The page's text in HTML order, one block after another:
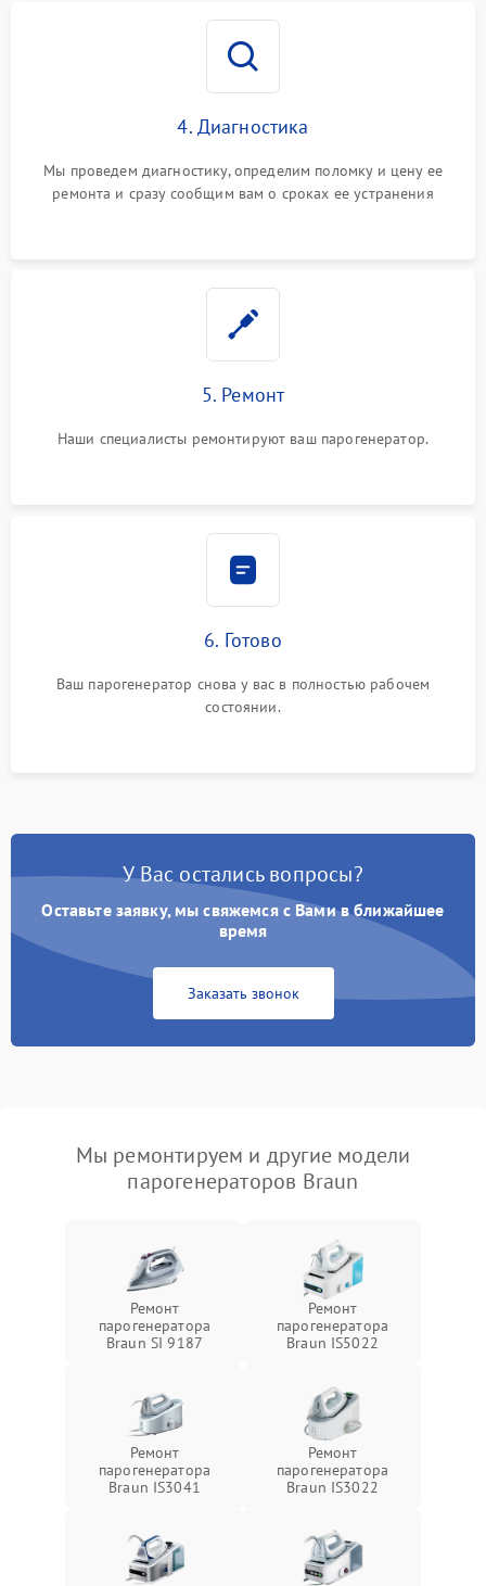
4. Диагностика
Мы проведем диагностику, определим поломку и цену ее
ремонта и сразу сообщим вам о сроках ее устранения
5. Ремонт
Наши специалисты ремонтируют ваш парогенератор.
6. Готово
Ваш парогенератор снова у вас в полностью рабочем
состоянии.
У Вас остались вопросы?
Оставьте заявку, мы свяжемся с Вами в ближайшее
время
Заказать звонок
Мы ремонтируем и другие модели
парогенераторов Braun
Ремонт
парогенератора
Braun SI 9187
Ремонт
парогенератора
Braun IS5022
Ремонт
парогенератора
Braun IS3041
Ремонт
парогенератора
Braun IS3022